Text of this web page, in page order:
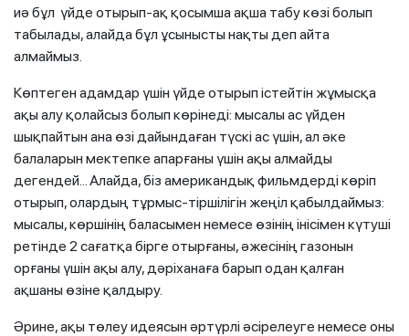
иә бұл үйде отырып-ақ қосымша ақша табу көзі болып
табылады, алайда бұл ұсынысты нақты деп айта
алмаймыз.
Көптеген адамдар үшін үйде отырып істейтін жұмысқа
ақы алу қолайсыз болып көрінеді: мысалы ас үйден
шықпайтын ана өзі дайындаған түскі ас үшін, ал әке
балаларын мектепке апарғаны үшін ақы алмайды
дегендей... Алайда, біз американдық фильмдерді көріп
отырып, олардың тұрмыс-тіршілігін жеңіл қабылдаймыз:
мысалы, көршінің баласымен немесе өзінің інісімен күтуші
ретінде 2 сағатқа бірге отырғаны, әжесінің газонын
орғаны үшін ақы алу, дәріханаға барып одан қалған
ақшаны өзіне қалдыру.
Әрине, ақы төлеу идеясын әртүрлі әсірелеуге немесе оны